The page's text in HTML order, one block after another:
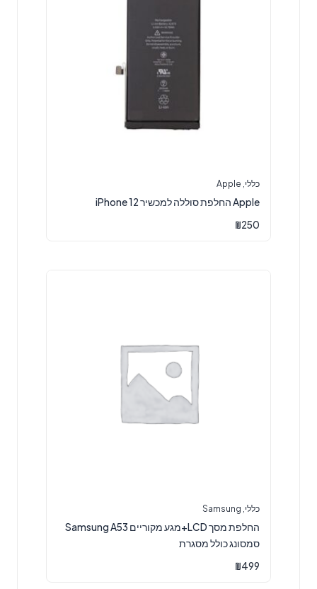
כללי Apple
Apple החלפת סוללה למכשיר iPhone 12
₪250
כללי Samsung
החלפת מסך LCD+מגע מקוריים Samsung A53
סמסונג כולל מסגרת
₪499